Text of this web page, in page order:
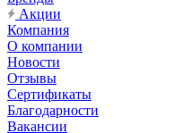
Акции
Компания
О компании
Новости
Отзывы
Сертификаты
Благодарности
Вакансии